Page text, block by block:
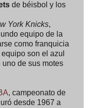
de béisbol y los
York Knicks,
equipo de la
como franquicia
son el azul
de sus motes
, campeonato de
desde 1967 a